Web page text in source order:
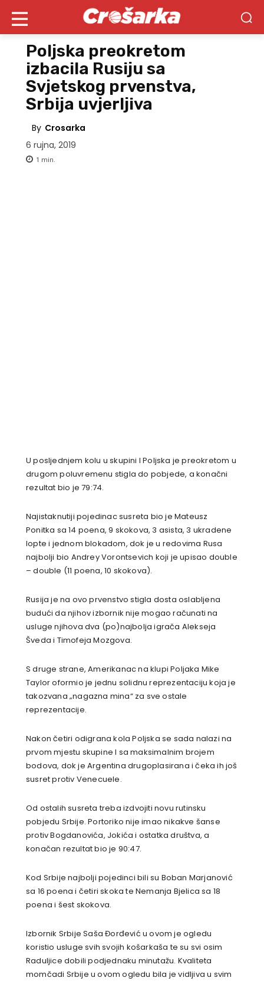
Poljska preokretom
izbacila Rusiju sa
Svjetskog prvenstva,
Srbija uvjerljiva
By Crosarka
6 rujna, 2019
1 min.
U posljednjem kolu u skupini I Poljska je preokretom u
drugom poluvremenu stigla do pobjede, a konačni
rezultat bio je 79:74.
Najistaknutiji pojedinac susreta bio je Mateusz
Ponitka sa 14 poena, 9 skokova, 3 asista, 3 ukradene
lopte i jednom blokadom, dok je u redovima Rusa
najbolji bio Andrey Vorontsevich koji je upisao double
– double (11 poena, 10 skokova).
Rusija je na ovo prvenstvo stigla dosta oslabljena
budući da njihov izbornik nije mogao računati na
usluge njihova dva (po)najbolja igrača Alekseja
Šveda i Timofeja Mozgova.
S druge strane, Amerikanac na klupi Poljaka Mike
Taylor oformio je jednu solidnu reprezentaciju koja je
takozvana „nagazna mina“ za sve ostale
reprezentacije.
Nakon četiri odigrana kola Poljska se sada nalazi na
prvom mjestu skupine I sa maksimalnim brojem
bodova, dok je Argentina drugoplasirana i čeka ih još
susret protiv Venecuele.
Od ostalih susreta treba izdvojiti novu rutinsku
pobjedu Srbije. Portoriko nije imao nikakve šanse
protiv Bogdanovića, Jokića i ostatka društva, a
konačan rezultat bio je 90:47.
Kod Srbije najbolji pojedinci bili su Boban Marjanović
sa 16 poena i četiri skoka te Nemanja Bjelica sa 18
poena i šest skokova.
Izbornik Srbije Saša Đorđević u ovom je ogledu
koristio usluge svih svojih košarkaša te su svi osim
Raduljice dobili podjednaku minutažu. Kvaliteta
momčadi Srbije u ovom ogledu bila je vidljiva u svim